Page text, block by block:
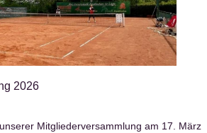
2026
Mitgliederversammlung am 17. März